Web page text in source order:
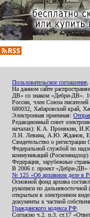
Пользовательское соглашение
На данном сайте
ДВ» со знаком «Дебри-ДВ».
России, член Союза
680032, Хабаровский край,
Электронная приемная:
Редакционный совет
началах): К.А. Пронякин,
Л.Н. Левина, А.Ю. Жданов,
Свидетельство о
Федеральной службой по
коммуникаций (Роскомнадзор)
Федерация, зарубежные
В 2006 г. проект «Дебри-ДВ»
№ 125 «Об архивном деле в
Основной фонд архива
рукописи по
открытым в электронном
документы к частной
Гражданского кодекса РФ
Согласно ч.2. п.3. ст.17